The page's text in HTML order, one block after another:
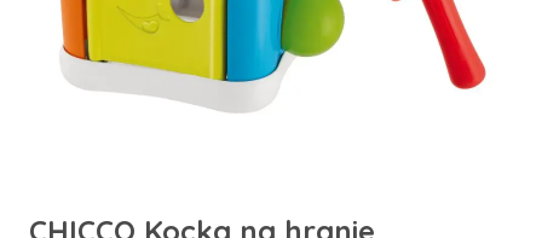
CHICCO Kocka na hranie